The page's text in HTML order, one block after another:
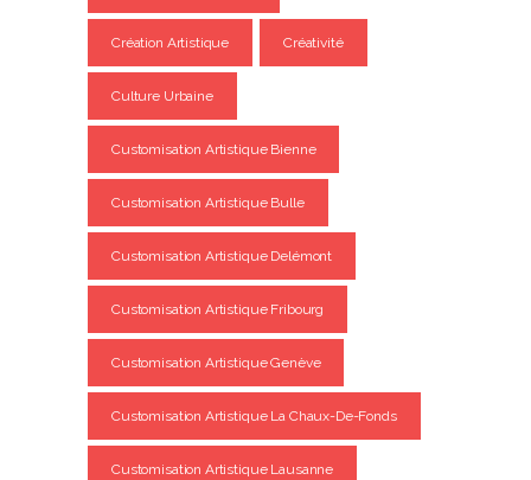
Création Artistique Créativité
Culture Urbaine
Customisation Artistique Bienne
Customisation Artistique Bulle
Customisation Artistique Delémont
Customisation Artistique Fribourg
Customisation Artistique Genève
Customisation Artistique La Chaux-De-Fonds
Customisation Artistique Lausanne